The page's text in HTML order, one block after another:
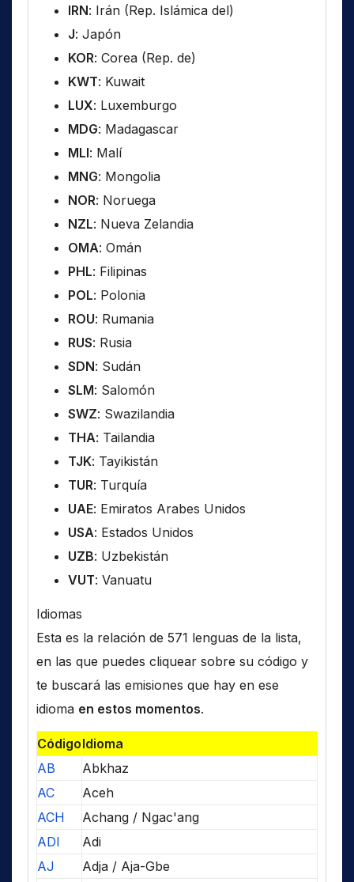
IRN: Irán (Rep. Islámica del)
J: Japón
KOR: Corea (Rep. de)
KWT: Kuwait
LUX: Luxemburgo
MDG: Madagascar
MLI: Malí
MNG: Mongolia
NOR: Noruega
NZL: Nueva Zelandia
OMA: Omán
PHL: Filipinas
POL: Polonia
ROU: Rumania
RUS: Rusia
SDN: Sudán
SLM: Salomón
SWZ: Swazilandia
THA: Tailandia
TJK: Tayikistán
TUR: Turquía
UAE: Emiratos Arabes Unidos
USA: Estados Unidos
UZB: Uzbekistán
VUT: Vanuatu
Idiomas
Esta es la relación de 571 lenguas de la lista,
en las que puedes cliquear sobre su código y
te buscará las emisiones que hay en ese
idioma en estos momentos.
CódigoIdioma
AB
Abkhaz
AC
Aceh
ACH
Achang / Ngac'ang
ADI
Adi
AJ
Adja / Aja-Gbe